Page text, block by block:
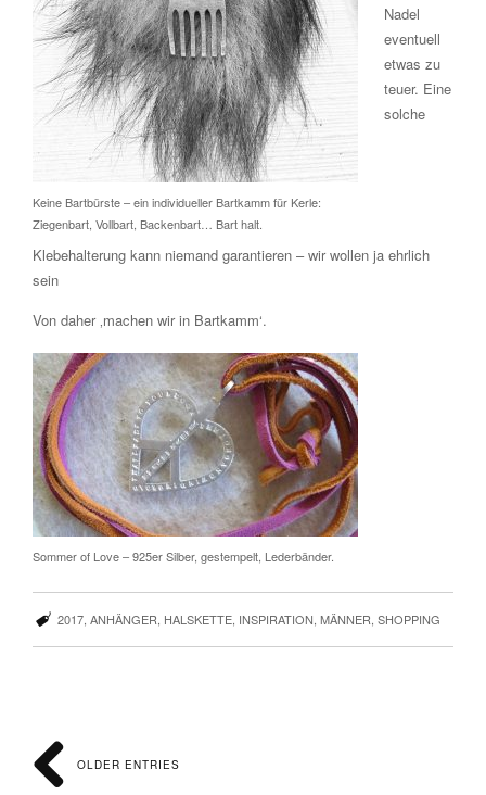
Keine Bartbürste – ein individueller Bartkamm für Kerle:
Ziegenbart, Vollbart, Backenbart… Bart halt.
Nadel
eventuell
etwas zu
teuer. Eine
solche
Klebehalterung kann niemand garantieren – wir wollen ja ehrlich
sein
Von daher ‚machen wir in Bartkamm‘.
Sommer of Love – 925er Silber, gestempelt, Lederbänder.
2017, ANHÄNGER HALSKETTE, INSPIRATION MÄNNER SHOPPING
OLDER ENTRIES